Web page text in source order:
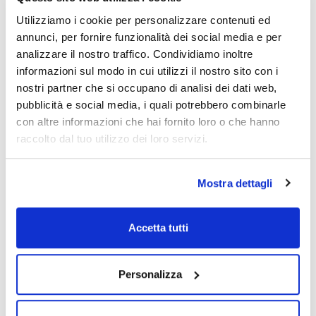
Utilizziamo i cookie per personalizzare contenuti ed
annunci, per fornire funzionalità dei social media e per
analizzare il nostro traffico. Condividiamo inoltre
informazioni sul modo in cui utilizzi il nostro sito con i
nostri partner che si occupano di analisi dei dati web,
pubblicità e social media, i quali potrebbero combinarle
con altre informazioni che hai fornito loro o che hanno
raccolto dal tuo utilizzo dei loro servizi.
Mostra dettagli
Accetta tutti
Personalizza
Risorse correlate
Video Video
Stampa pagina prodotto
Capacità : x 1 kg
- Synonyms: Sodium potassium tartrate, Tartaric acid
- C4H4KNaO6·4H2O
Vedi di più